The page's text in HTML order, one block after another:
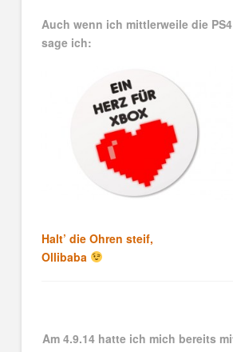
Auch wenn ich mittlerweile die
sage ich:
Halt’ die Ohren steif,
Ollibaba
Am 4.9.14 hatte ich mich bereits